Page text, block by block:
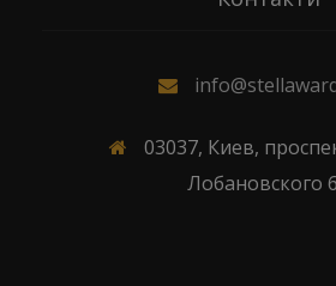
03037, Киев,
Лобановского